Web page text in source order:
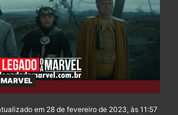
em 28 de fevereiro de 2023, às 11:57